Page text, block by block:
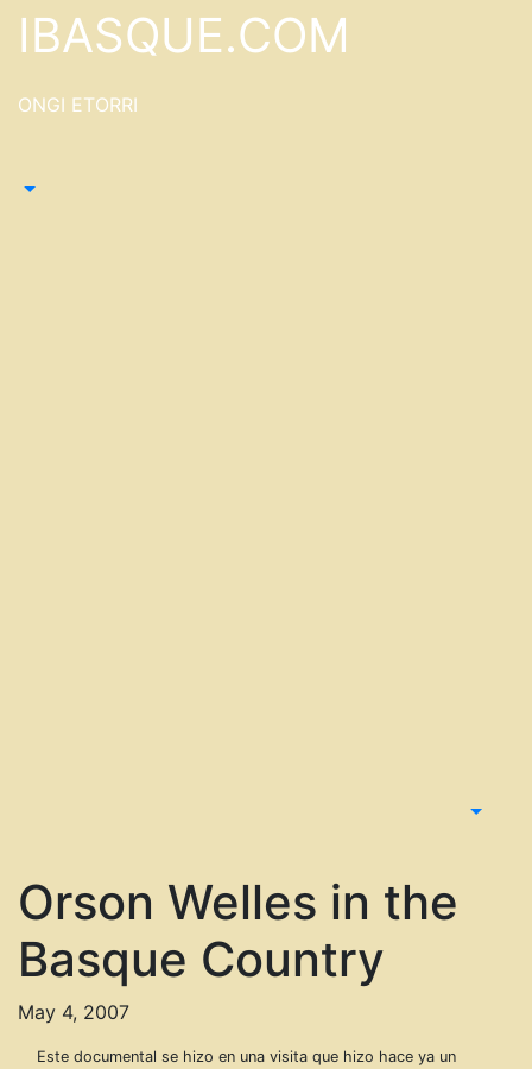
Saltar
IBASQUE.COM
ONGI ETORRI
Orson Welles in the
Basque Country
May 4, 2007
Este documental se hizo en una visita que hizo hace ya un